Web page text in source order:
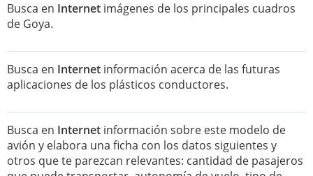
Busca en Internet imágenes de los principales cuadros
de Goya.
Busca en Internet información acerca de las futuras
aplicaciones de los plásticos conductores.
Busca en Internet información sobre este modelo de
avión y elabora una ficha con los datos siguientes y
otros que te parezcan relevantes: cantidad de pasajeros